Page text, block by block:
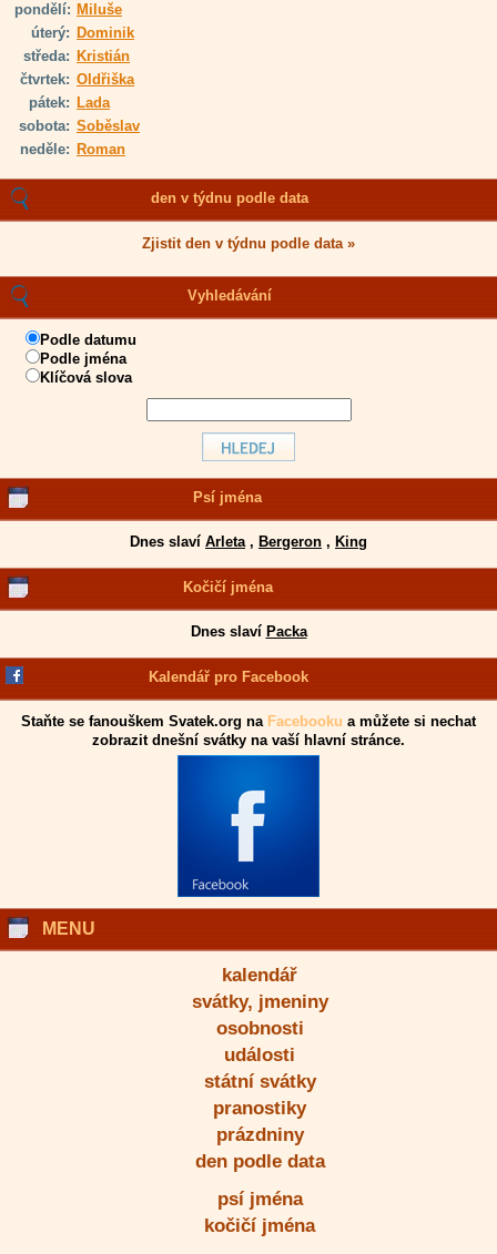
pondělí: Miluše
úterý: Dominik
středa: Kristián
čtvrtek: Oldřiška
pátek: Lada
sobota: Soběslav
neděle: Roman
den v týdnu podle data
Zjistit den v týdnu podle data »
Vyhledávání
Podle datumu
Podle jména
Klíčová slova
Psí jména
Dnes slaví Arleta, Bergeron , King
Kočičí jména
Dnes slaví Packa
Kalendář pro Facebook
Staňte se fanouškem Svatek.org na Facebooku a můžete si nechat
zobrazit dnešní svátky na vaší hlavní stránce.
MENU
kalendář
svátky, jmeniny
osobnosti
události
státní svátky
pranostiky
prázdniny
den podle data
psí jména
kočičí jména